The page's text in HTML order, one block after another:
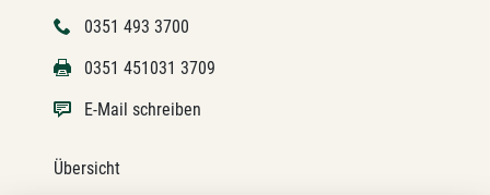
0351 493 3700
0351 451031 3709
E-Mail schreiben
Übersicht